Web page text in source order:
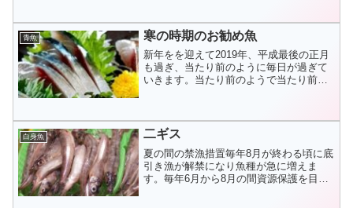
韓国の心無い漁師が”...
青魚 寒の時期のお勧め魚
新年をを迎えて2019年、平成最後の正月
も過ぎ、当たり前のように毎日が過ぎて
いきます。当たり前のようで当たり前で
日々があります。海...
白身魚 二ギス
夏の間の禁漁措置毎年8月が終わる頃に底
引き漁が解禁になり魚種が急に増えま
す。毎年6月から8月の間資源保護を目的